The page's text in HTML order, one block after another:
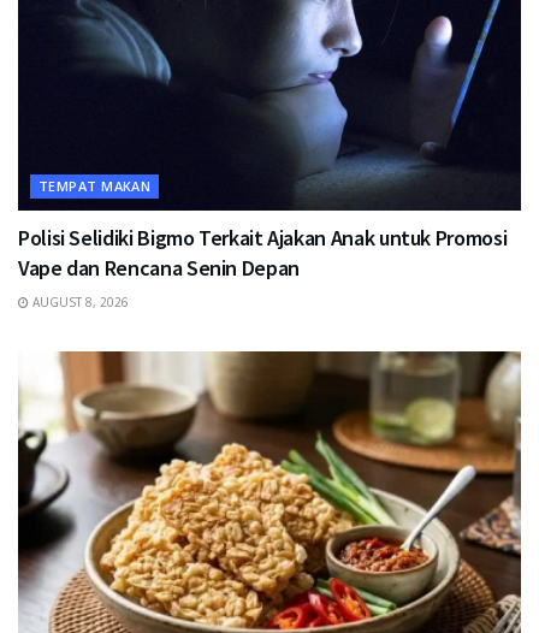
TEMPAT MAKAN
Polisi Selidiki Bigmo Terkait Ajakan Anak untuk Promosi
Vape dan Rencana Senin Depan
AUGUST 8, 2026